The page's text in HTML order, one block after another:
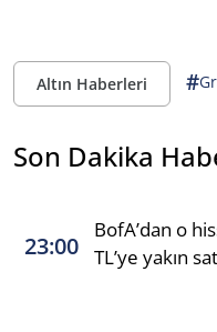
Altın Haberleri #
Son Dakika
23:00
BofA’dan o
TL’ye yakın